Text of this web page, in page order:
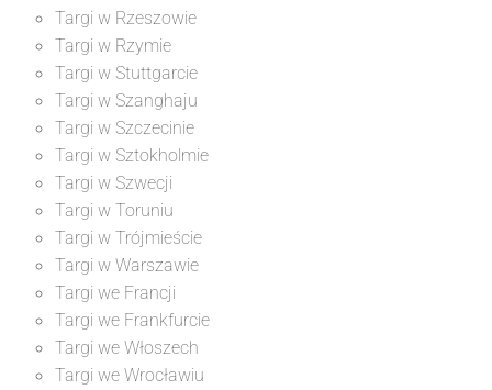
Targi w Rzeszowie
Targi w Rzymie
Targi w Stuttgarcie
Targi w Szanghaju
Targi w Szczecinie
Targi w Sztokholmie
Targi w Szwecji
Targi w Toruniu
Targi w Trójmieście
Targi w Warszawie
Targi we Francji
Targi we Frankfurcie
Targi we Włoszech
Targi we Wrocławiu